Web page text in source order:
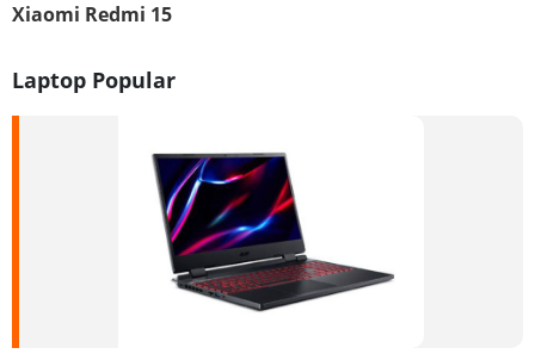
Xiaomi Redmi 15
Laptop Popular